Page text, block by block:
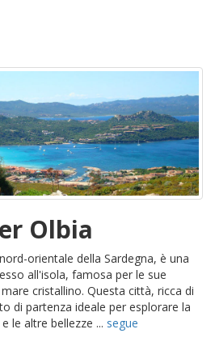
Olbia
orientale della Sardegna, è una
all'isola, famosa per le sue
cristallino. Questa città, ricca di
di partenza ideale per esplorare la
le altre bellezze ... segue